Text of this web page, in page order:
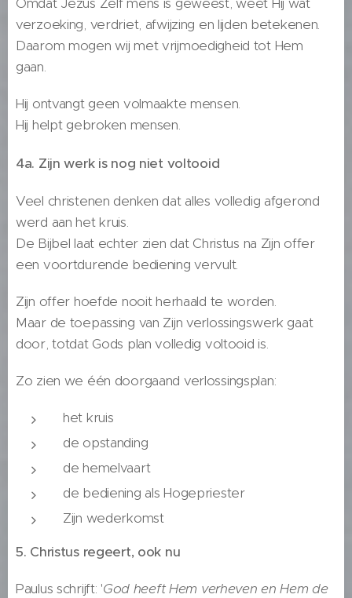
verzoeking, verdriet, afwijzing en lijden betekenen.
Daarom mogen wij met vrijmoedigheid tot Hem
gaan.
Hij ontvangt geen volmaakte mensen.
Hij helpt gebroken mensen.
4a. Zijn werk is nog niet voltooid
Veel christenen denken dat alles volledig afgerond
werd aan het kruis.
De Bijbel laat echter zien dat Christus na Zijn offer
een voortdurende bediening vervult.
Zijn offer hoefde nooit herhaald te worden.
Maar de toepassing van Zijn verlossingswerk gaat
door, totdat Gods plan volledig voltooid is.
Zo zien we één doorgaand verlossingsplan:
het kruis
de opstanding
de hemelvaart
de bediening als Hogepriester
Zijn wederkomst
5. Christus regeert, ook nu
Paulus schrijft: 'God heeft Hem verheven en Hem de